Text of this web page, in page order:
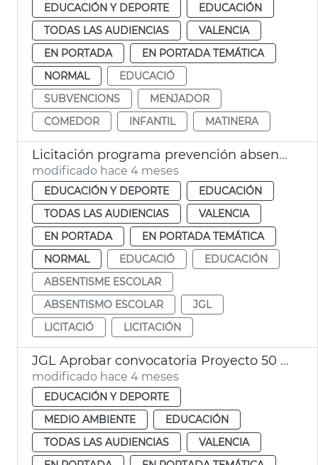
EDUCACIÓN Y DEPORTE
EDUCACIÓN
TODAS LAS AUDIENCIAS
VALENCIA
EN PORTADA
EN PORTADA TEMÁTICA
NORMAL
EDUCACIÓ
SUBVENCIONS
MENJADOR
COMEDOR
INFANTIL MATINERA
Licitación programa prevención absentismo escolar Ayuntamiento València
modificado hace 4 meses
EDUCACIÓN Y DEPORTE
EDUCACIÓN
TODAS LAS AUDIENCIAS
VALENCIA
EN PORTADA
EN PORTADA TEMÁTICA
NORMAL
EDUCACIÓ
EDUCACIÓN
ABSENTISME ESCOLAR
ABSENTISMO ESCOLAR
JGL
LICITACIÓ
LICITACIÓN
JGL Aprobar convocatoria Proyecto 50 50 curso 2026-2027
modificado hace 4 meses
EDUCACIÓN Y DEPORTE
MEDIO AMBIENTE
EDUCACIÓN
TODAS LAS AUDIENCIAS
VALENCIA